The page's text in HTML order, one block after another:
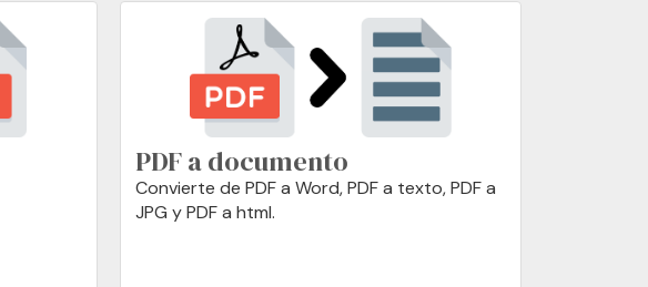
PDF a documento
Convierte de PDF a Word, PDF a texto, PDF a
JPG y PDF a html.